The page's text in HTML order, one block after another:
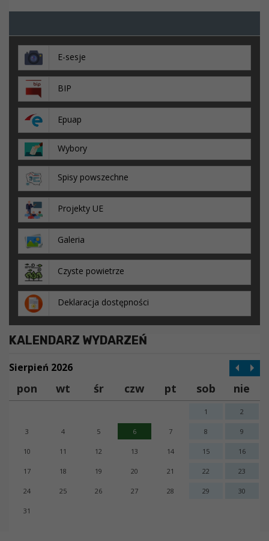
E-sesje
BIP
Epuap
Wybory
Spisy powszechne
Projekty UE
Galeria
Czyste powietrze
Deklaracja dostępności
KALENDARZ WYDARZEŃ
Sierpień 2026
pon wt śr czw pt sob nie
1 2
3 4 5 6 7 8 9
10 11 12 13 14 15 16
17 18 19 20 21 22 23
24 25 26 27 28 29 30
31